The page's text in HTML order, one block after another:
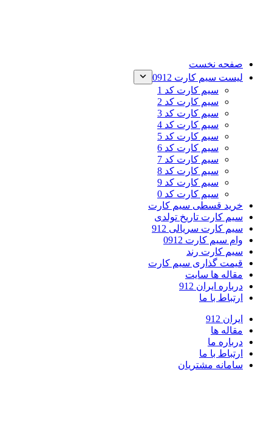
صفحه نخست
لیست سیم کارت 0912
سیم کارت کد 1
سیم کارت کد 2
سیم کارت کد 3
سیم کارت کد 4
سیم کارت کد 5
سیم کارت کد 6
سیم کارت کد 7
سیم کارت کد 8
سیم کارت کد 9
سیم کارت کد 0
خرید قسطی سیم کارت
سیم کارت تاریخ تولدی
سیم کارت سریالی 912
وام سیم کارت 0912
سیم کارت رند
قیمت گذاری سیم کارت
مقاله ها سایت
درباره ایران 912
ارتباط با ما
ایران 912
مقاله ها
درباره ما
ارتباط با ما
سامانه مشتریان